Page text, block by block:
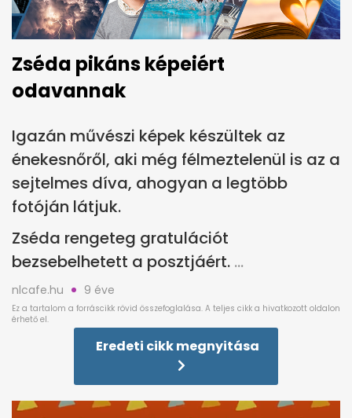
Zséda pikáns képeiért
odavannak
Igazán művészi képek készültek az
énekesnőről, aki még félmeztelenül is az a
sejtelmes díva, ahogyan a legtöbb
fotóján látjuk.
Zséda rengeteg gratulációt
bezsebelhetett a posztjáért.
nlcafe.hu 9 éve
Eredeti cikk megnyitása